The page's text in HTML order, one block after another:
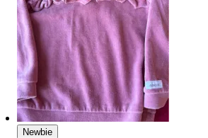
Newbie